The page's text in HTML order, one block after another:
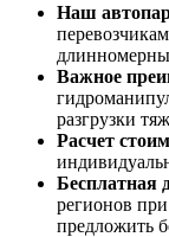
Наш
Важное
разгрузки
Расчет
Бесплатная
регионов
предложить